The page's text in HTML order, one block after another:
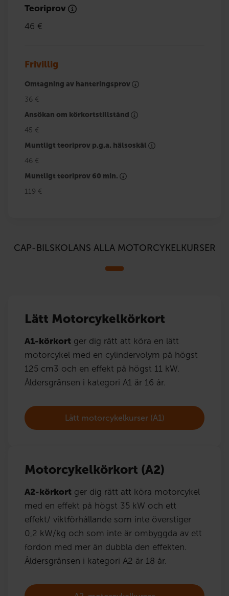
Teoriprov
46 €
Frivillig
Omtagning av hanteringsprov
36 €
Ansökan om körkortstillstånd
45 €
Muntligt teoriprov p.g.a. hälsoskäl
46 €
Muntligt teoriprov 60 min.
119 €
CAP-BILSKOLANS ALLA MOTORCYKELKURSER
Lätt Motorcykelkörkort
A1-körkort ger dig rätt att köra en lätt
motorcykel med en cylindervolym på högst
125 cm3 och en effekt på högst 11 kW.
Åldersgränsen i kategori A1 är 16 år.
Lätt motorcykelkurser (A1)
Motorcykelkörkort (A2)
A2-körkort ger dig rätt att köra motorcykel
med en effekt på högst 35 kW och ett
effekt/ viktförhållande som inte överstiger
0,2 kW/kg och som inte är ombyggda av ett
fordon med mer än dubbla den effekten.
Åldersgränsen i kategori A2 är 18 år.